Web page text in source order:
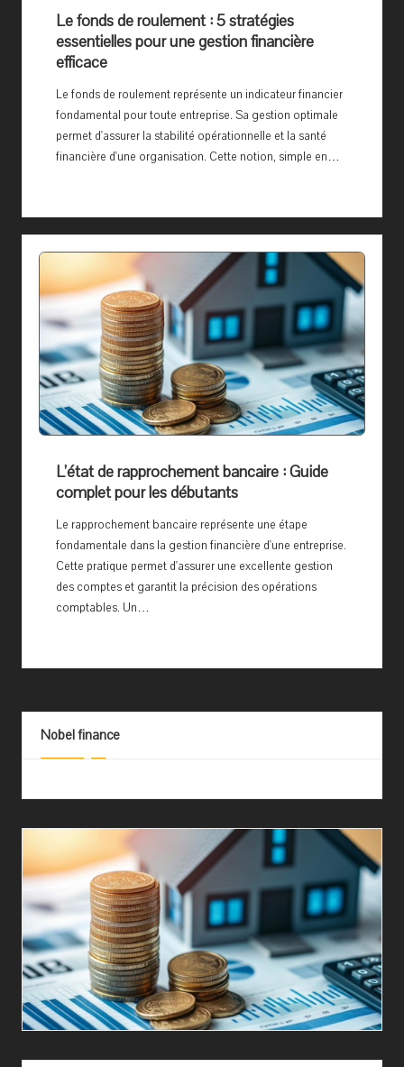
e
Le fonds de roulement : 5 stratégies
essentielles pour une gestion financière
efficace
Le fonds de roulement représente un indicateur financier
fondamental pour toute entreprise. Sa gestion optimale
permet d'assurer la stabilité opérationnelle et la santé
financière d'une organisation. Cette notion, simple en…
L’état de rapprochement bancaire : Guide
complet pour les débutants
Le rapprochement bancaire représente une étape
fondamentale dans la gestion financière d'une entreprise.
Cette pratique permet d'assurer une excellente gestion
des comptes et garantit la précision des opérations
comptables. Un…
Nobel finance